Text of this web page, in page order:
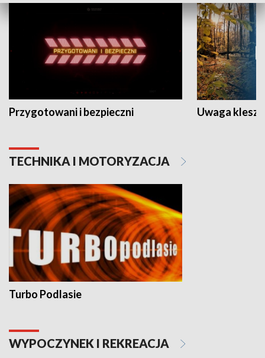
Przygotowani i bezpieczni Uwaga
TECHNIKA I MOTORYZACJA
Turbo Podlasie
WYPOCZYNEK I REKREACJA